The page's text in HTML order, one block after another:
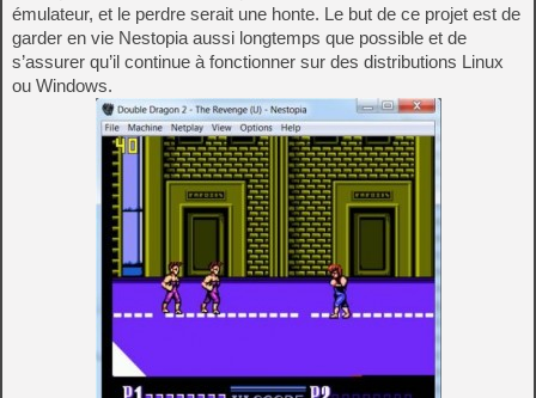
émulateur, et le perdre serait une honte. Le but de ce projet est de
garder en vie Nestopia aussi longtemps que possible et de
s’assurer qu’il continue à fonctionner sur des distributions Linux
ou Windows.